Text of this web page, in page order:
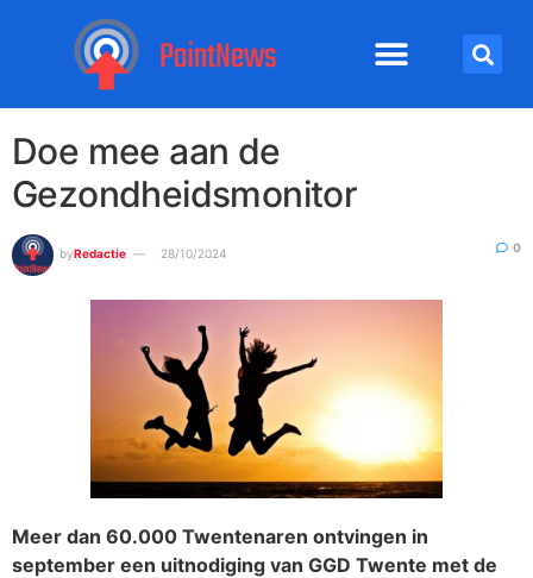
Doe mee aan de
Gezondheidsmonitor
byRedactie 28/10/2024 0
Meer dan 60.000 Twentenaren ontvingen in
september een uitnodiging van GGD Twente met de